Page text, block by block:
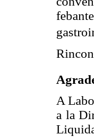
A
a la